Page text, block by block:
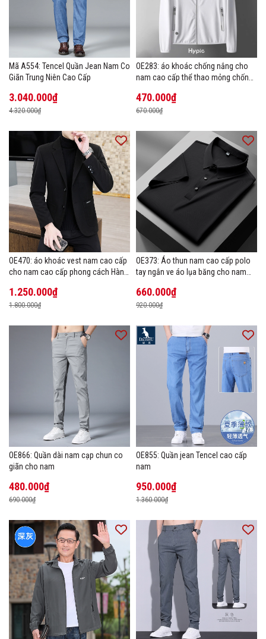
Mã A554: Tencel Quần Jean Nam Co
Giãn Trung Niên Cao Cấp
3.040.000₫
4.320.000₫
OE283: áo khoác chống nắng cho
nam cao cấp thể thao mỏng chống
470.000₫
670.000₫
OE470: áo khoác vest nam cao cấp
cho nam cao cấp phong cách Hàn
1.250.000₫
1.800.000₫
OE373: Áo thun nam cao cấp polo
tay ngắn ve áo lụa băng cho nam
660.000₫
920.000₫
OE866: Quần dài nam cạp chun co
giãn cho nam
480.000₫
690.000₫
OE855: Quần jean Tencel cao cấp
nam
950.000₫
1.360.000₫